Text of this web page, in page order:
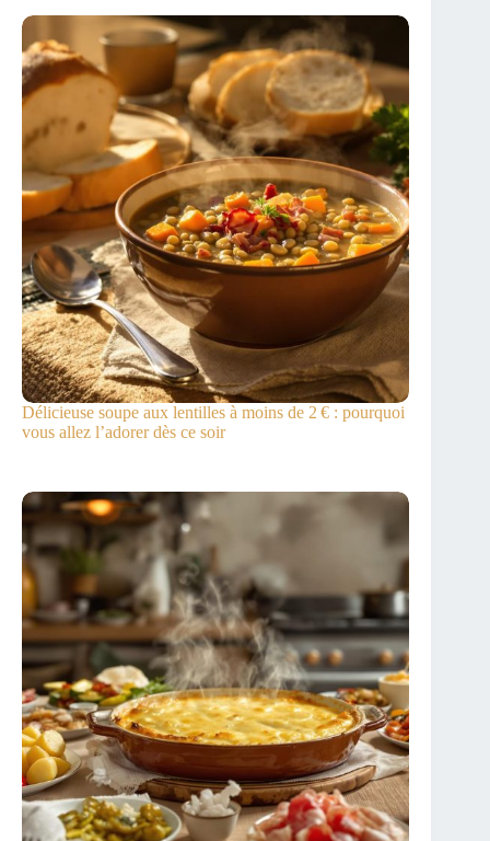
Délicieuse soupe aux lentilles à moins de 2 € : pourquoi
vous allez l’adorer dès ce soir